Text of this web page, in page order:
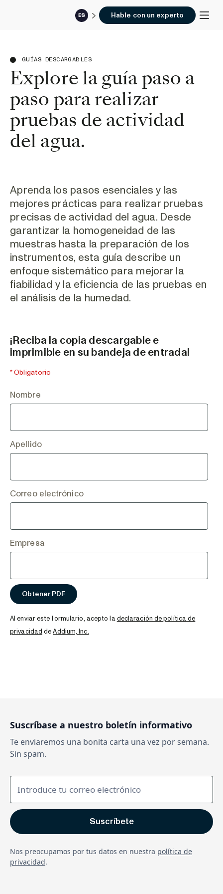
ES Hable con un experto
GUÍAS DESCARGABLES
Explore la guía paso a
paso para realizar
pruebas de actividad
del agua.
Aprenda los pasos esenciales y las
mejores prácticas para realizar pruebas
precisas de actividad del agua. Desde
garantizar la homogeneidad de las
muestras hasta la preparación de los
instrumentos, esta guía describe un
enfoque sistemático para mejorar la
fiabilidad y la eficiencia de las pruebas en
el análisis de la humedad.
¡Reciba la copia descargable e
imprimible en su bandeja de entrada!
* Obligatorio
Nombre
Apellido
Correo electrónico
Empresa
Al enviar este formulario, acepto ladeclaración de política de
privacidad deAddium, Inc.
Suscríbase a nuestro boletín informativo
Te enviaremos una bonita carta una vez por semana.
Sin spam.
Nos preocupamos por tus datos en nuestra política de
privacidad.